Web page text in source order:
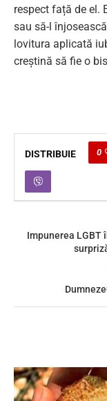
respect față de el.
sau să-l
lovitura aplicată
creștină să fie o
DISTRIBUIE 0
Impunerea LGBT